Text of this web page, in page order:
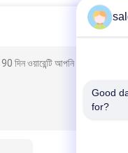
ওয়ারেন্টি আপনি কি আমাকে আরও
Good
for?